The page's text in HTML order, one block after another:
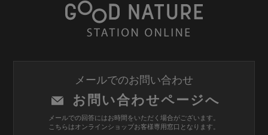
メールでのお問い合わせ
お問い合わせページへ
メールでの回答にはお時間をいただく場合がございます。
こちらはオンラインショップお客様専用窓口となります。